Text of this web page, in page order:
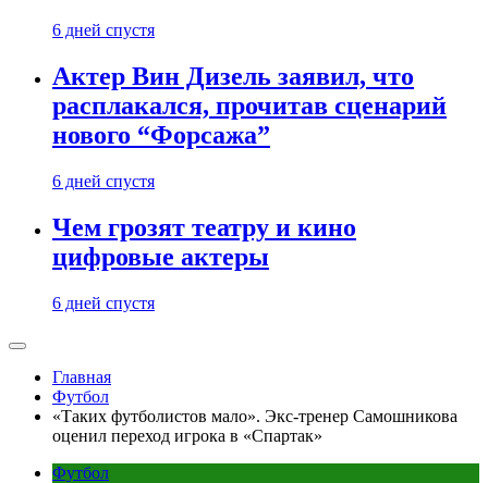
6 дней спустя
Актер Вин Дизель заявил, что
расплакался, прочитав сценарий
нового “Форсажа”
6 дней спустя
Чем грозят театру и кино
цифровые актеры
6 дней спустя
Главная
Футбол
«Таких футболистов мало». Экс-тренер Самошникова
оценил переход игрока в «Спартак»
Футбол